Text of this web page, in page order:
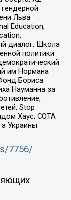
Льва
Education,
диалог, Школа
политики
им Нормана
Бориса
Науманна за
Stop
Хаус, СОТА
Украины
7756/